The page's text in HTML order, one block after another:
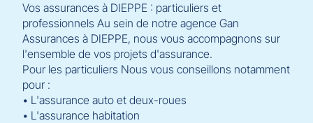
Vos assurances à DIEPPE : particuliers et
professionnels Au sein de notre agence Gan
Assurances à DIEPPE, nous vous accompagnons sur
l'ensemble de vos projets d'assurance.
Pour les particuliers Nous vous conseillons notamment
pour :
• L'assurance auto et deux-roues
• L'assurance habitation